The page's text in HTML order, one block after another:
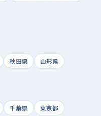
秋田県
山形県
千葉県
東京都